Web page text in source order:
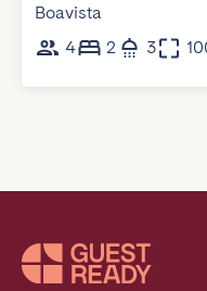
Boavista
4
2 3